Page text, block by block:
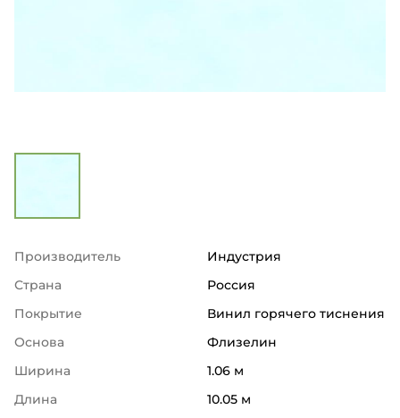
Производитель
Индустрия
Страна
Россия
Покрытие
Винил горячего тиснения
Основа
Флизелин
Ширина
1.06 м
Длина
10.05 м